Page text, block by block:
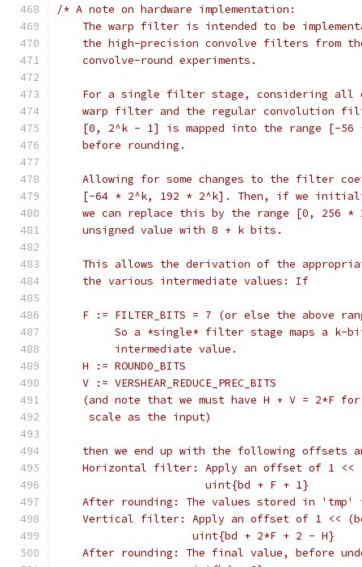
/* A note on hardware implementation:
The warp filter is intended to be
the high-precision convolve filters from
    convolve-round experiments.
For a single filter stage, considering all
warp filter and the regular convolution
[0, 2^k - 1] is mapped into the range [-56
    before rounding.
Allowing for some changes to the filter
[-64 * 2^k, 192 * 2^k]. Then, if we
we can replace this by the range [0, 256 *
    unsigned value with 8 + k bits.
This allows the derivation of the
    the various intermediate values: If
F := FILTER_BITS = 7 (or else the above
So a *single* filter stage maps a k-
         intermediate value.
    H := ROUND0_BITS
    V := VERSHEAR_REDUCE_PREC_BITS
(and note that we must have H + V = 2*F
     scale as the input)
then we end up with the following offsets
Horizontal filter: Apply an offset of 1 <<
                       uint{bd + F + 1}
After rounding: The values stored in 'tmp'
Vertical filter: Apply an offset of 1 <<
                     uint{bd + 2*F + 2 - H}
After rounding: The final value, before